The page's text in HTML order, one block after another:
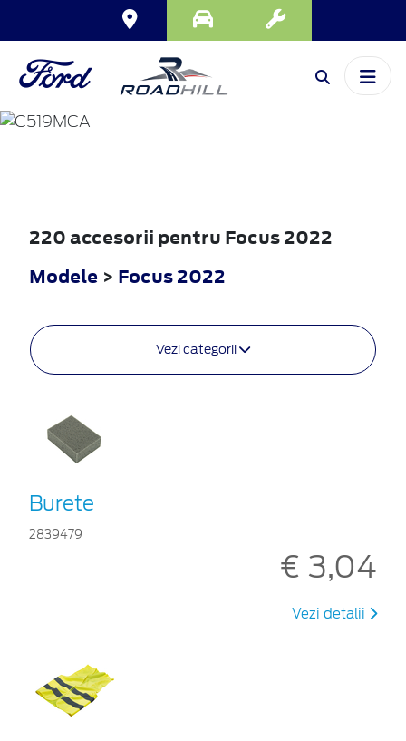
FOCUS
220 accesorii pentru Focus 2022
Modele > Focus 2022
Vezi categorii
Burete
2839479
€ 3,04
Vezi detalii